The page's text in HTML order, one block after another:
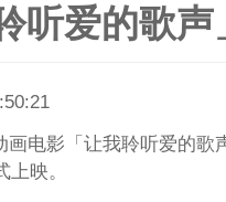
听爱的歌
电影「让我聆听爱的
映。